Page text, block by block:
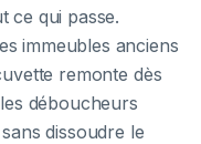
ce qui passe.
immeubles anciens
remonte dès
déboucheurs
dissoudre le